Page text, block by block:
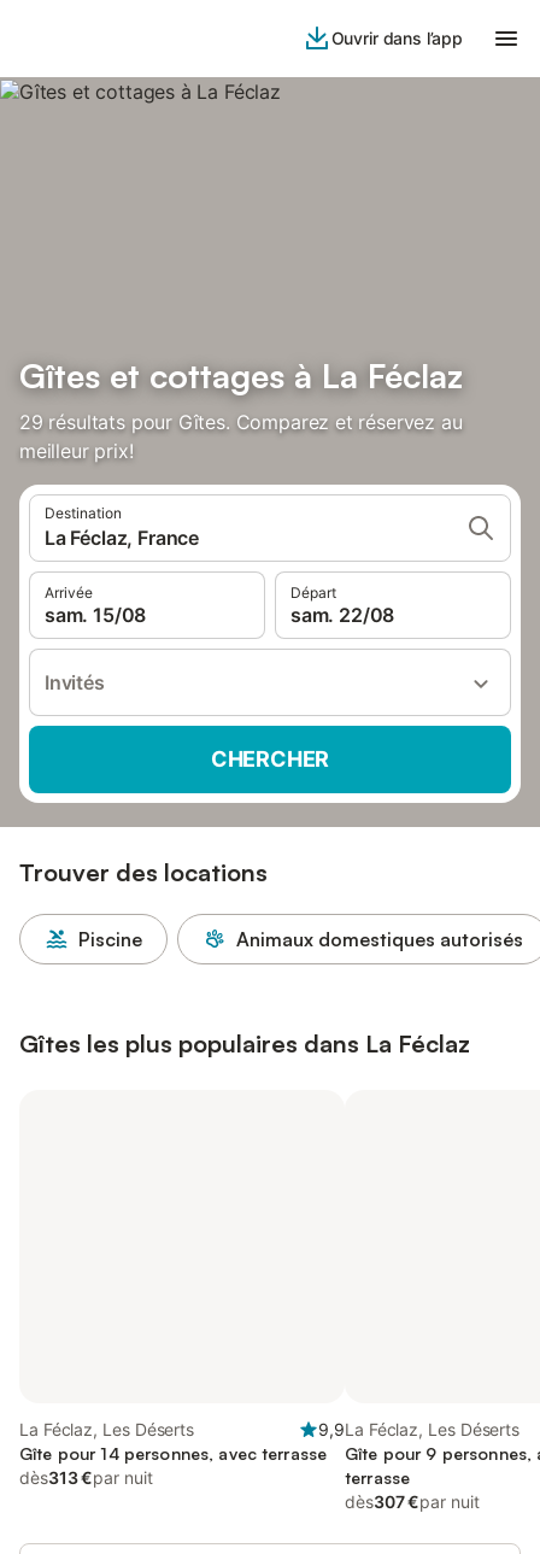
Ouvrir dans l’app
Gîtes et cottages à La Féclaz
29 résultats pour Gîtes. Comparez et réservez au
meilleur prix!
Destination
La Féclaz, France
Arrivée
sam. 15/08
Départ
sam. 22/08
Invités
CHERCHER
Trouver des locations
Piscine Animaux domestiques autorisés
Gîtes les plus populaires dans La Féclaz
La Féclaz, Les Déserts
9,9
Gîte pour 14 personnes, avec terrasse
dès313 €par nuit
La Féclaz, Les Déserts
Gîte pour 9 personnes,
terrasse
dès307 €par nuit